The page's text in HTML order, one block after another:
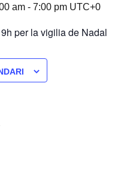
am - 7:00 pm UTC+0
per la vigilia de Nadal